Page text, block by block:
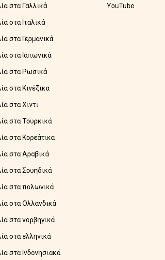
στα Γαλλικά
στα Ιταλικά
στα Γερμανικά
στα Ιαπωνικά
στα Ρωσικά
στα Κινέζικα
στα Χίντι
στα Τουρκικά
στα Κορεάτικα
στα Αραβικά
στα Σουηδικά
στα πολωνικά
στα Ολλανδικά
στα νορβηγικά
στα ελληνικά
στα Ινδονησιακά
YouTube